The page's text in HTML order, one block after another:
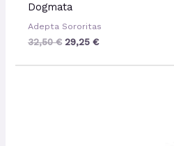
Dogmata
Adepta Sororitas
32,50€ 29,25 €